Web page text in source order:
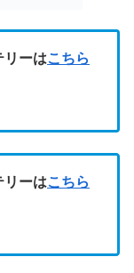
リーはこちら
リーはこちら